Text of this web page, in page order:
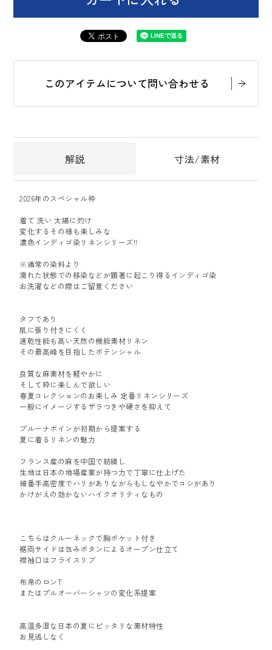
このアイテムについて問い合わせる
解説 寸法/素材
2026年のスペシャル枠
着て 洗い 太陽に灼け
変化するその様も楽しみな
濃色インディゴ染リネンシリーズ!!
※通常の染料より
濡れた状態での移染などが顕著に起こり得るインディゴ染
お洗濯などの際はご留意ください
タフであり
肌に張り付きにくく
速乾性能も高い天然の機能素材リネン
その最高峰を目指したポテンシャル
良質な麻素材を軽やかに
そして粋に楽しんで欲しい
春夏コレクションのお楽しみ 定番リネンシリーズ
一般にイメージするザラつきや硬さを抑えて
ブルーナボインが初期から提案する
夏に着るリネンの魅力
フランス産の麻を中国で紡績し
生地は日本の地場産業が持つ力で丁寧に仕上げた
細番手高密度でハリがありながらもしなやかでコシがあり
かけがえの効かないハイクオリティなもの
こちらはクルーネックで胸ポケット付き
裾両サイドは包みボタンによるオープン仕立て
襟袖口はフライスリブ
布帛のロンT
またはプルオーバーシャツの変化系提案
高温多湿な日本の夏にピッタリな素材特性
お見逃しなく